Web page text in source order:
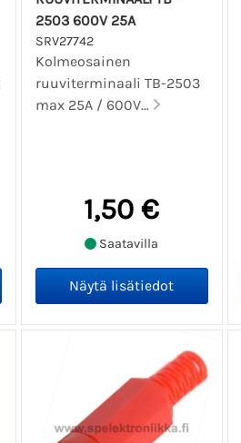
2503 600V 25A
SRV27742
Kolmeosainen
ruuviterminaali TB-2503
max 25A / 600V...
1,50 €
Saatavilla